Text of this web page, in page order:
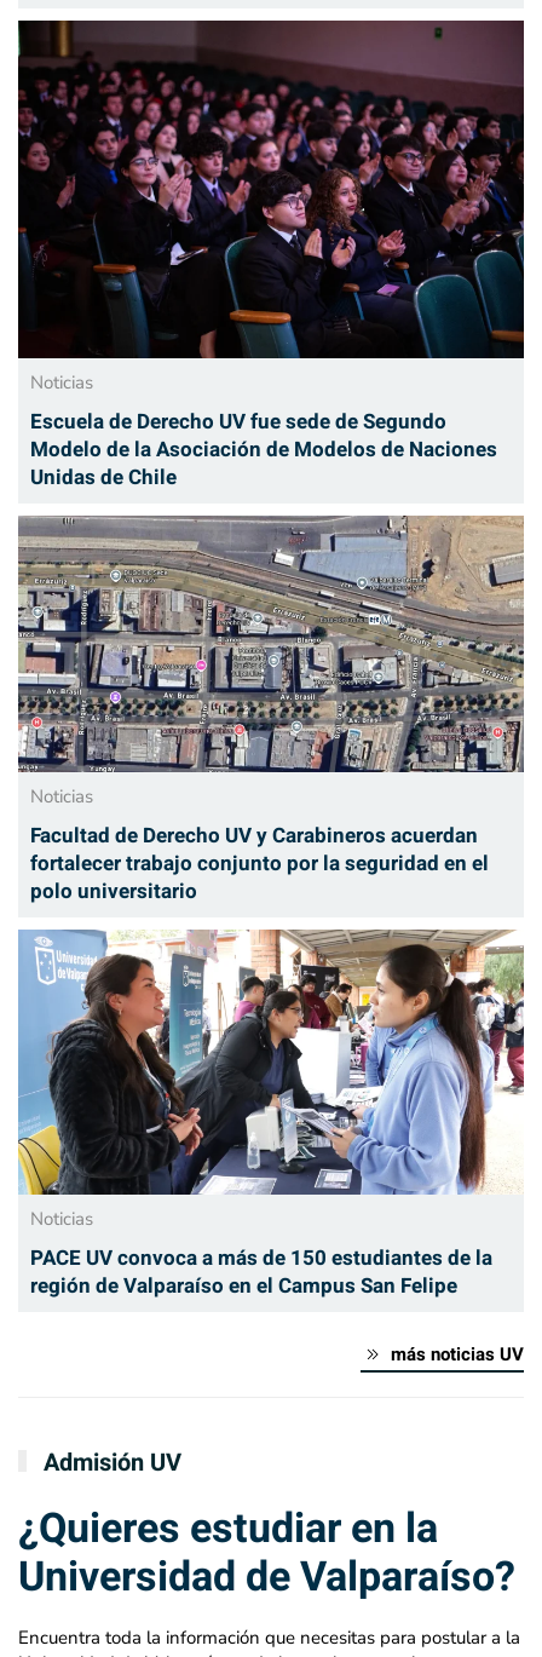
Noticias
Escuela de Derecho UV fue sede de Segundo
Modelo de la Asociación de Modelos de Naciones
Unidas de Chile
Noticias
Facultad de Derecho UV y Carabineros acuerdan
fortalecer trabajo conjunto por la seguridad en el
polo universitario
Noticias
PACE UV convoca a más de 150 estudiantes de la
región de Valparaíso en el Campus San Felipe
más noticias UV
Admisión UV
¿Quieres estudiar en la
Universidad de Valparaíso?
Encuentra toda la información que necesitas para postular a la